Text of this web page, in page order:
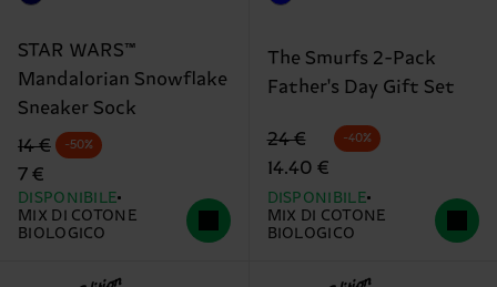
STAR WARS™
Mandalorian Snowflake
Sneaker Sock
Prezzo di partenza
14 €
prezzo scontato
7 €
-50%
DISPONIBILE
MIX DI COTONE
BIOLOGICO
The Smurfs 2-Pack
Father's Day Gift Set
Prezzo di partenza
24 €
prezzo scontato
14.40 €
-40%
DISPONIBILE
MIX DI COTONE
BIOLOGICO